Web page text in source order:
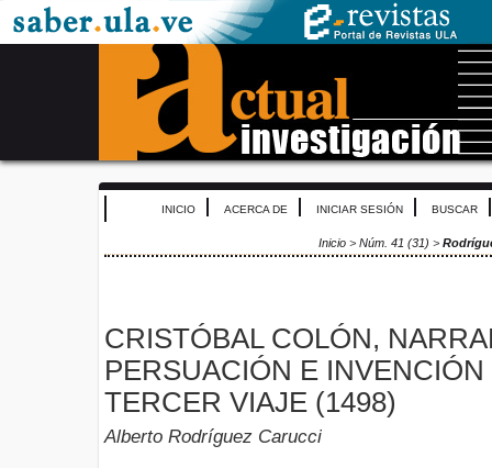
INICIO ACERCA DE INICIAR SESIÓN BUSCAR
Inicio> Núm. 41 (31) >
CRISTÓBAL COLÓN,
PERSUACIÓN E
TERCER VIAJE (1498)
Alberto Rodríguez Carucci